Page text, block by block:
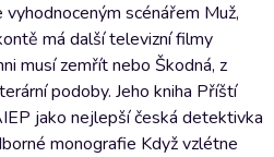
scénářem Muž,
má další televizní filmy
musí zemřít nebo Škodná, z
podoby. Jeho kniha Příští
jako nejlepší česká detektivka
monografie Když vzlétne